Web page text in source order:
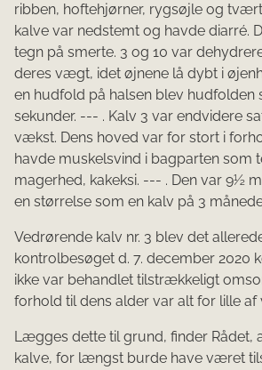
ribben, hoftehjørner, rygsøjle og
kalve var nedstemt og havde diarré.
tegn på smerte. 3 og 10 var
deres vægt, idet øjnene lå dybt i
en hudfold på halsen blev hudfolden
sekunder. --- . Kalv 3 var endvidere
vækst. Dens hoved var for stort i
havde muskelsvind i bagparten som
magerhed, kakeksi. --- . Den var 9½
en størrelse som en kalv på 3
Vedrørende kalv nr. 3 blev det
kontrolbesøget d. 7. december 2020
ikke var behandlet tilstrækkeligt
forhold til dens alder var alt for lille
Lægges dette til grund, finder Rådet,
kalve, for længst burde have været